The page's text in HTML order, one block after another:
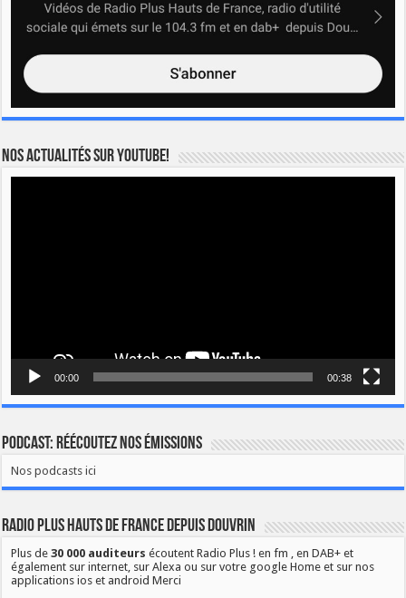
Nos actualités sur YOUTUBE!
00:00 00:38
Podcast: Réécoutez nos émissions
Nos podcasts ici
Radio Plus Hauts de France depuis Douvrin
Plus de30 000 auditeurs écoutent Radio Plus ! en fm , en DAB+ et
également sur internet, sur Alexa ou sur votre google Home et sur nos
applications ios et android Merci